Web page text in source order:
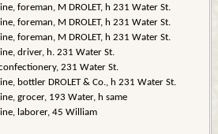
foreman, M DROLET, h 231 Water St.
foreman, M DROLET, h 231 Water St.
foreman, M DROLET, h 231 Water St.
driver, h. 231 Water St.
231 Water St.
bottler DROLET & Co., h 231 Water St.
grocer, 193 Water, h same
laborer, 45 William